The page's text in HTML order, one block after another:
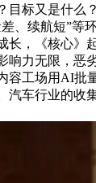
目标又是什么
、续航短”等
长，《核心》
响力无限，恶
容工场用AI批
汽车行业的收